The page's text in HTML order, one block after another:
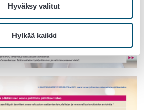
Hyväksy valitut
Hylkää kaikki